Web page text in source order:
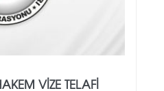
VİZE TELAFİ